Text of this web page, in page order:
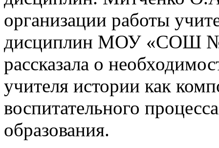
организации работы
дисциплин МОУ «СОШ №
рассказала о
учителя истории как
воспитательного
образования.